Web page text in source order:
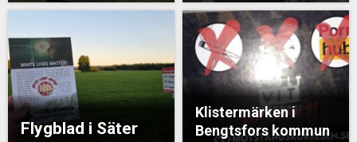
Flygblad i Säter
Klistermärken i
Bengtsfors kommun